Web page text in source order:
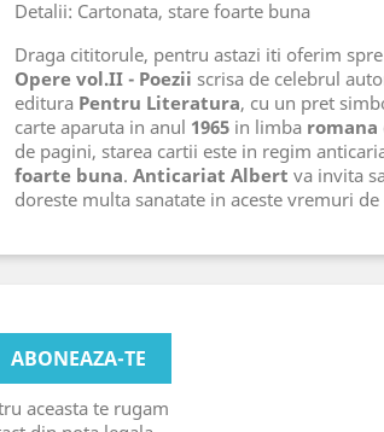
Detalii: Cartonata, stare foarte buna
Draga cititorule, pentru astazi iti oferim
Opere vol.II - Poezii scrisa de celebrul
editura Pentru Literatura, cu un pret
carte aparuta in anul 1965 in limba romana
de pagini, starea cartii este in regim
foarte buna. Anticariat Albert va invita
doreste multa sanatate in aceste vremuri
aceasta te rugam